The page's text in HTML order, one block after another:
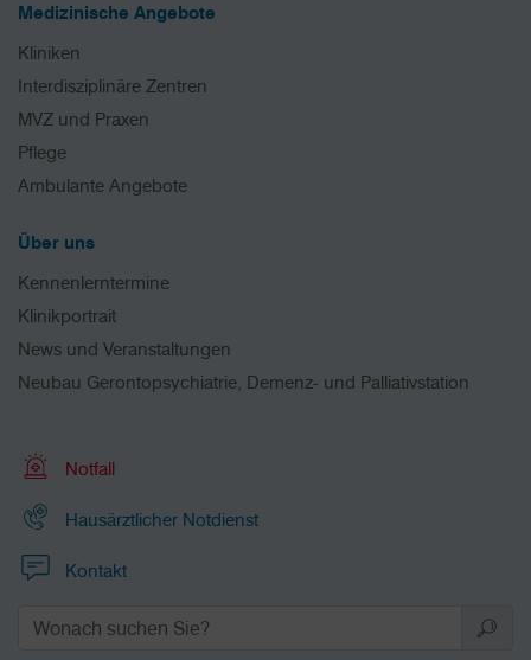
Medizinische Angebote
Kliniken
Interdisziplinäre Zentren
MVZ und Praxen
Pflege
Ambulante Angebote
Über uns
Kennenlerntermine
Klinikportrait
News und Veranstaltungen
Neubau Gerontopsychiatrie, Demenz- und Palliativstation
Notfall
Hausärztlicher Notdienst
Kontakt